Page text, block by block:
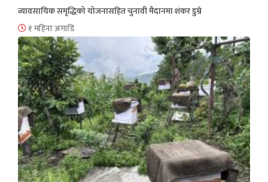
व्यावसायिक समृद्धिको योजनासहित चुनावी मैदानमा शंकर डुम्रे
१ महिना अगाडि